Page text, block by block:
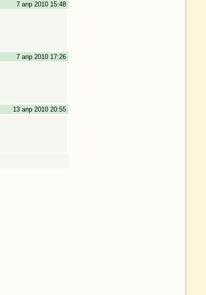
7 апр 2010 15:48
7 апр 2010 17:26
13 апр 2010 20:55